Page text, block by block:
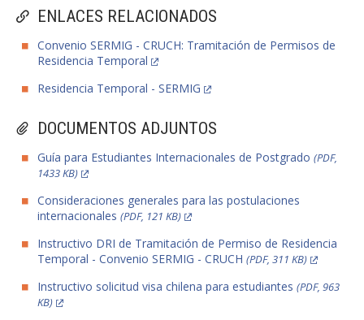
ENLACES RELACIONADOS
Convenio SERMIG - CRUCH: Tramitación de Permisos de
Residencia Temporal
Residencia Temporal - SERMIG
DOCUMENTOS ADJUNTOS
Guía para Estudiantes Internacionales de Postgrado (PDF,
1433 KB)
Consideraciones generales para las postulaciones
internacionales (PDF, 121 KB)
Instructivo DRI de Tramitación de Permiso de Residencia
Temporal - Convenio SERMIG - CRUCH (PDF, 311 KB)
Instructivo solicitud visa chilena para estudiantes (PDF, 963
KB)